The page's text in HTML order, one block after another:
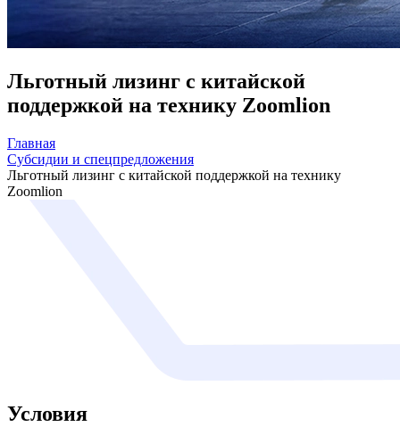
Льготный лизинг с китайской
поддержкой на технику Zoomlion
Главная
Субсидии и спецпредложения
Льготный лизинг с китайской поддержкой на технику
Zoomlion
Условия